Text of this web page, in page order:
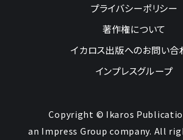
プライバシーポリシー
著作権について
イカロス出版へのお問い合
インプレスグループ
Copyright © Ikaros
an Impress Group company. All